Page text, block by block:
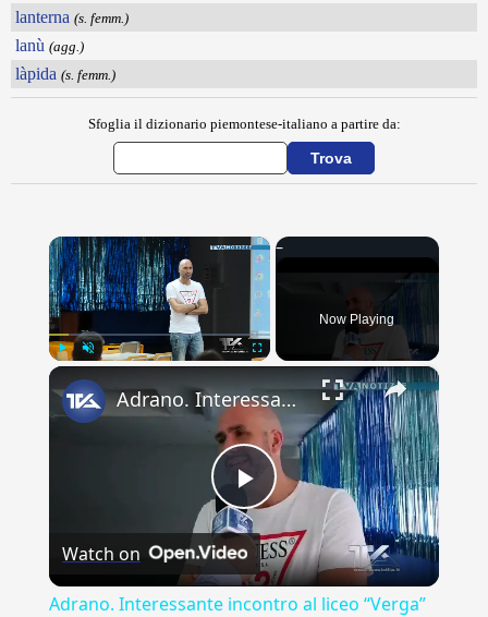
lanterna (s. femm.)
lanù (agg.)
làpida (s. femm.)
Sfoglia il dizionario piemontese-italiano a partire da:
×
Now Playing
×
Play
Video
Adrano. Interessante incontro al liceo “Verga” con il prof. Fabio Gamberini. Studenti del Linguistic
Watch on
Adrano. Interessante incontro al liceo “Verga”